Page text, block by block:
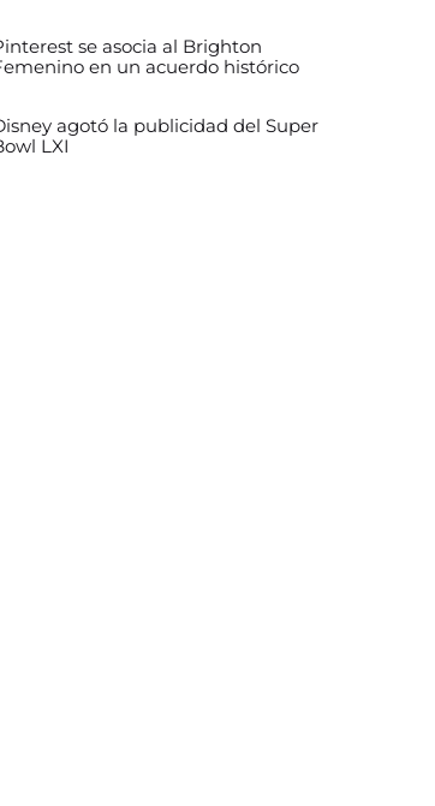
se asocia al Brighton
en un acuerdo histórico
agotó la publicidad del Super
LXI